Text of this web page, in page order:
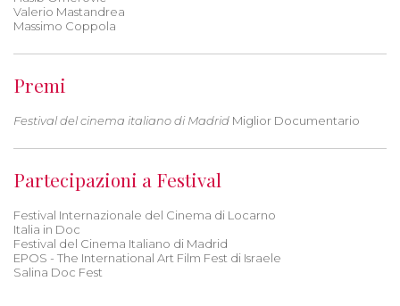
Valerio Mastandrea
Massimo Coppola
Premi
Festival del cinema italiano di Madrid Miglior Documentario
Partecipazioni a Festival
Festival Internazionale del Cinema di Locarno
Italia in Doc
Festival del Cinema Italiano di Madrid
EPOS - The International Art Film Fest di Israele
Salina Doc Fest